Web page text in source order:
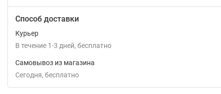
Способ доставки
Курьер
В течение 1-3 дней Бесплатно
Самовывоз из магазина
Сегодня
Бесплатно